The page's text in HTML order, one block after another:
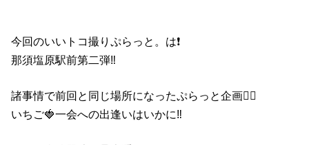
今回のいいトコ撮りぷらっと。は❗️
那須塩原駅前第二弾‼️
諸事情で前回と同じ場所になったぷらっと企画🚶‍♂️
いちご🍓一会への出逢いはいかに‼️